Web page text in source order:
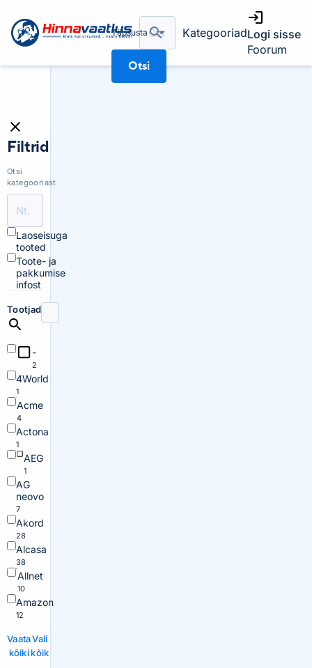
Täpsusta
Otsi
KategooriadLogi sisse
Foorum
Filtrid
Otsi
kategooriast
Laoseisuga
tooted
Toote- ja
pakkumise
infost
Tootjad
-
2
4World
1
Acme
4
Actona
1
AEG
1
AG
neovo
7
Akord
28
Alcasa
38
Allnet
10
Amazon
12
Vaata
kõiki
Vali
kõik